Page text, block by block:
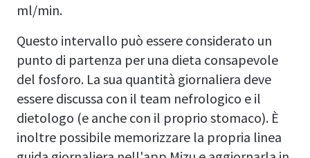
ml/min.
Questo intervallo può essere considerato un
punto di partenza per una dieta consapevole
del fosforo. La sua quantità giornaliera deve
essere discussa con il team nefrologico e il
dietologo (e anche con il proprio stomaco). È
inoltre possibile memorizzare la propria linea